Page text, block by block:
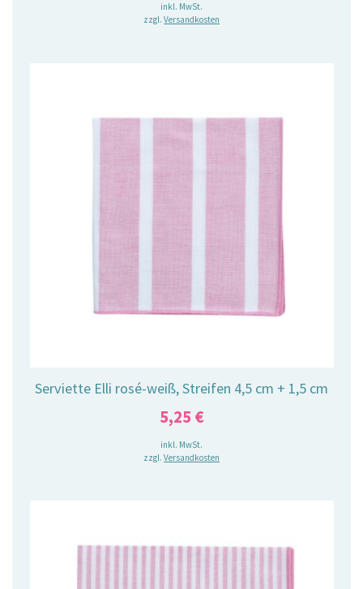
inkl. MwSt.
zzgl. Versandkosten
Serviette Elli rosé-weiß, Streifen 4,5 cm + 1,5 cm
5,25 €
inkl. MwSt.
zzgl. Versandkosten